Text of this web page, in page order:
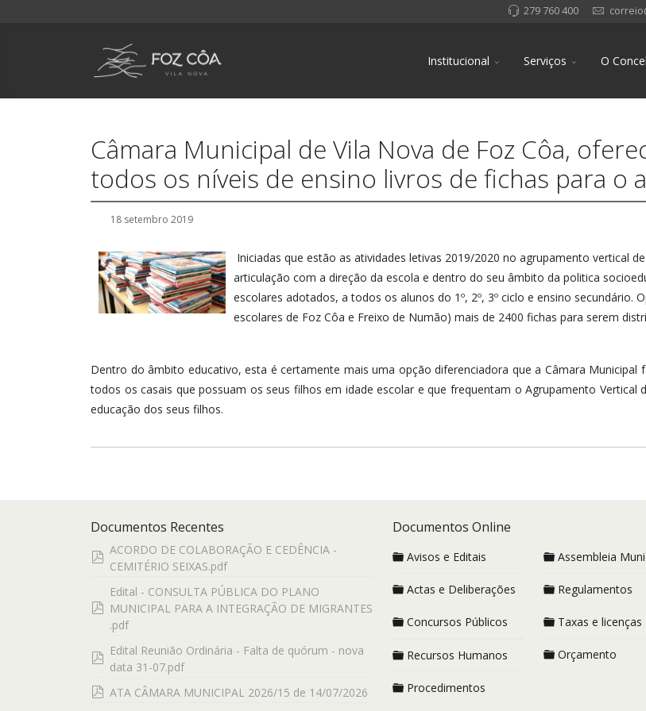
279 760 400
Institucional Serviços O
Câmara Municipal de Vila Nova de Foz Côa,
todos os níveis de ensino livros de fichas para o
18 setembro 2019
Iniciadas que estão as atividades letivas 2019/2020 no agrupamento vertical
articulação com a direção da escola e dentro do seu âmbito da politica
escolares adotados, a todos os alunos do 1º, 2º, 3º ciclo e ensino secundário.
escolares de Foz Côa e Freixo de Numão) mais de 2400 fichas para serem
Dentro do âmbito educativo, esta é certamente mais uma opção diferenciadora que a Câmara
todos os casais que possuam os seus filhos em idade escolar e que frequentam o Agrupamento
educação dos seus filhos.
Documentos Recentes
pdf
ACORDO DE COLABORAÇÃO E CEDÊNCIA -
CEMITÉRIO SEIXAS.pdf
pdf
Edital - CONSULTA PÚBLICA DO PLANO
MUNICIPAL PARA A INTEGRAÇÃO DE MIGRANTES
.pdf
pdf
Edital Reunião Ordinária - Falta de quórum - nova
data 31-07.pdf
pdf
ATA CÂMARA MUNICIPAL 2026/15 de 14/07/2026
Documentos Online
Avisos e Editais
Actas e Deliberações
Concursos Públicos
Recursos Humanos
Procedimentos
Assembleia
Regulamentos
Taxas e licenças
Orçamento